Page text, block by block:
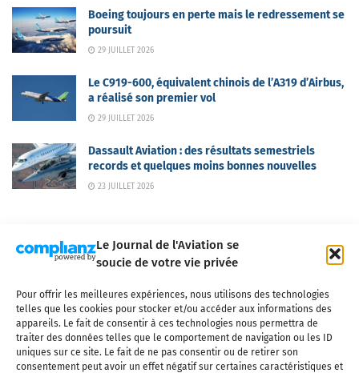
Le Journal de l'Aviation se
soucie de votre vie privée
Pour offrir les meilleures expériences, nous utilisons des technologies
telles que les cookies pour stocker et/ou accéder aux informations des
appareils. Le fait de consentir à ces technologies nous permettra de
traiter des données telles que le comportement de navigation ou les ID
uniques sur ce site. Le fait de ne pas consentir ou de retirer son
consentement peut avoir un effet négatif sur certaines caractéristiques et
Boeing toujours en perte mais le redressement se
poursuit
29 JUILLET 2026
Le C919-600, équivalent chinois de l’A319 d’Airbus,
a réalisé son premier vol
29 JUILLET 2026
Dassault Aviation : des résultats semestriels
records et quelques moins bonnes nouvelles
23 JUILLET 2026
Qui sommes-nous ? Nous contacter
Partenaires
Mentions légales
CGV Politique de confidentialité Cookies